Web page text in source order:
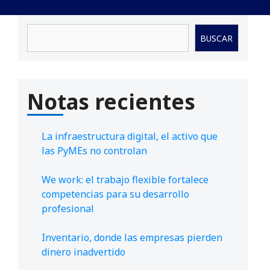
BUSCAR
Notas recientes
La infraestructura digital, el activo que
las PyMEs no controlan
We work: el trabajo flexible fortalece
competencias para su desarrollo
profesional
Inventario, donde las empresas pierden
dinero inadvertido